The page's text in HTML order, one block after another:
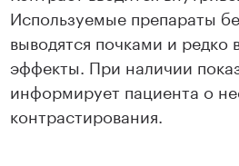
Используемые препараты
выводятся почками и
эффекты. При наличии
информирует пациента о
контрастирования.